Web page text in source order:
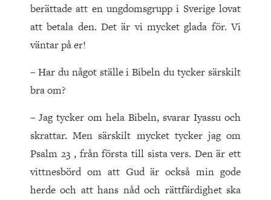
berättade att en ungdomsgrupp i Sverige lovat
att betala den. Det är vi mycket glada för. Vi
väntar på er!
– Har du något ställe i Bibeln du tycker särskilt
bra om?
– Jag tycker om hela Bibeln, svarar Iyassu och
skrattar. Men särskilt mycket tycker jag om
Psalm 23 , från första till sista vers. Den är ett
vittnesbörd om att Gud är också min gode
herde och att hans nåd och rättfärdighet ska